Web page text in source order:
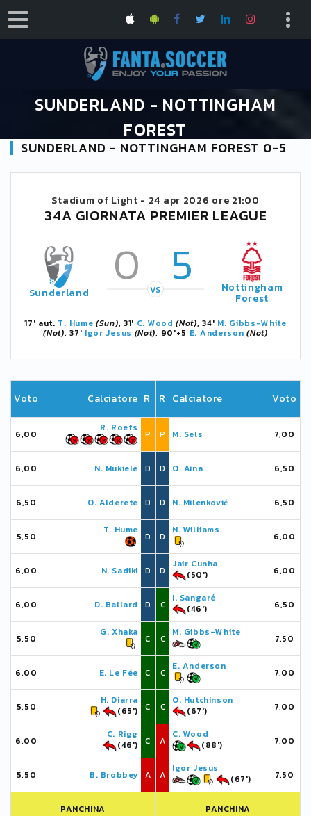
SUNDERLAND - NOTTINGHAM
FOREST
HOME
CALENDARIO PREMIER LEAGUE 2025/2026
SUNDERLAND - NOTTINGHAM FOREST
SUNDERLAND - NOTTINGHAM FOREST 0-5
Stadium of Light - 24 apr 2026 ore 21:00
34A GIORNATA PREMIER LEAGUE
Sunderland 0 5
VS Nottingham
Forest
17' aut. T. Hume (Sun), 31' C. Wood (Not), 34' M. Gibbs-White
(Not), 37' Igor Jesus (Not), 90'+5 E. Anderson (Not)
Voto Calciatore R
6,00
R. Roefs
P
6,00 N. Mukiele D
6,50 O. Alderete D
5,50
T. Hume
D
6,00 N. Sadiki D
6,00 D. Ballard D
5,50
G. Xhaka
C
6,00 E. Le Fée C
5,50
H. Diarra
(65')
C
6,00
C. Rigg
(46')
C
5,50 B. Brobbey A
PANCHINA
R Calciatore Voto
P M. Sels 7,00
D O. Aina 6,50
D N. Milenković 6,50
D
N. Williams
6,00
D
Jair Cunha
(50')
6,00
C
I. Sangaré
(46')
6,50
C
M. Gibbs-White
7,50
C
E. Anderson
7,00
C
O. Hutchinson
(67')
7,00
A
C. Wood
(88')
7,00
A
Igor Jesus
(67')
7,50
PANCHINA